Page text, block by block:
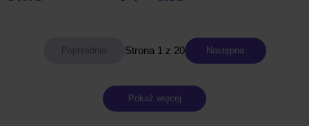
Strona 1 z 20 Następna
Pokaż więcej